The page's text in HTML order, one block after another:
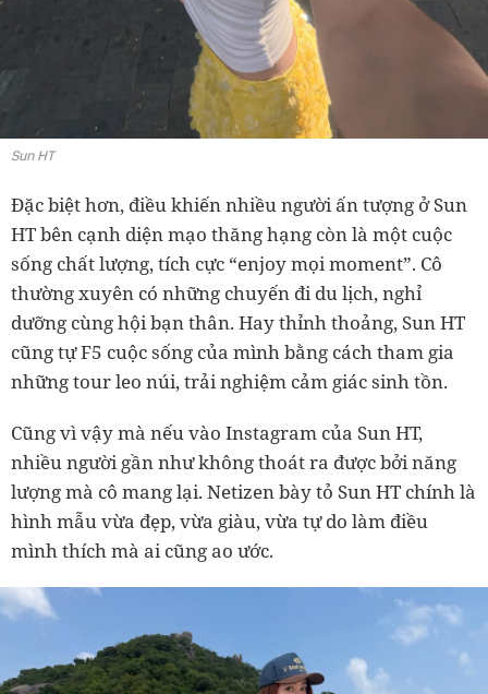
Sun HT
Đặc biệt hơn, điều khiến nhiều người ấn tượng ở Sun
HT bên cạnh diện mạo thăng hạng còn là một cuộc
sống chất lượng, tích cực “enjoy mọi moment”. Cô
thường xuyên có những chuyến đi du lịch, nghỉ
dưỡng cùng hội bạn thân. Hay thỉnh thoảng, Sun HT
cũng tự F5 cuộc sống của mình bằng cách tham gia
những tour leo núi, trải nghiệm cảm giác sinh tồn.
Cũng vì vậy mà nếu vào Instagram của Sun HT,
nhiều người gần như không thoát ra được bởi năng
lượng mà cô mang lại. Netizen bày tỏ Sun HT chính là
hình mẫu vừa đẹp, vừa giàu, vừa tự do làm điều
mình thích mà ai cũng ao ước.